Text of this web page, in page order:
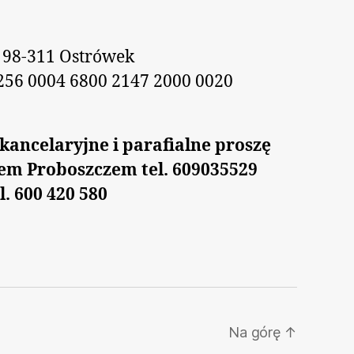
311 Ostrówek
0004 6800 2147 2000 0020
i parafialne proszę
Proboszczem tel. 609035529
600 420 580
Na górę ↑